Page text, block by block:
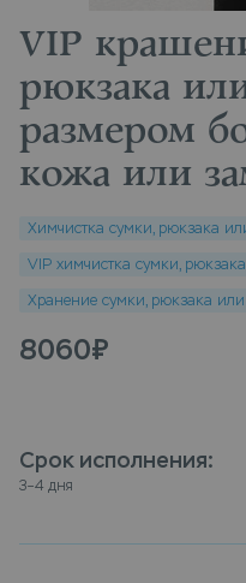
VIP
рюкзака
размером
кожа или
Химчистка сумки, рюкзака
VIP химчистка сумки,
Хранение сумки, рюкзака
8060₽
Срок исполнения:
3–4 дня